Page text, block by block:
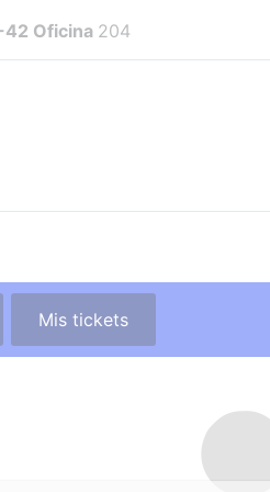
Oficina 204
Mis tickets